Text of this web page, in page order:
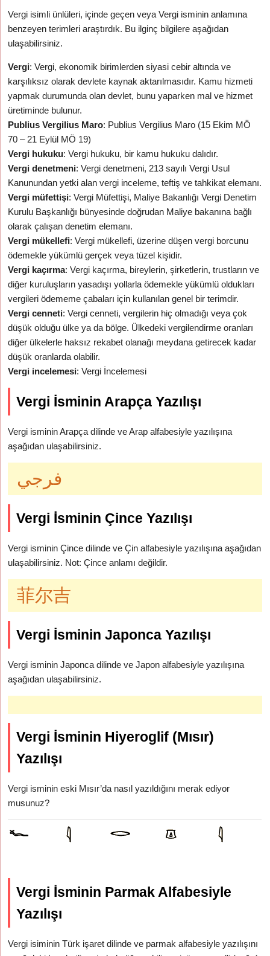
Vergi isimli ünlüleri, içinde geçen veya Vergi isminin anlamına
benzeyen terimleri araştırdık. Bu ilginç bilgilere aşağıdan
ulaşabilirsiniz.
Vergi: Vergi, ekonomik birimlerden siyasi cebir altında ve
karşılıksız olarak devlete kaynak aktarılmasıdır. Kamu hizmeti
yapmak durumunda olan devlet, bunu yaparken mal ve hizmet
üretiminde bulunur.
Publius Vergilius Maro: Publius Vergilius Maro (15 Ekim MÖ
70 – 21 Eylül MÖ 19)
Vergi hukuku: Vergi hukuku, bir kamu hukuku dalıdır.
Vergi denetmeni: Vergi denetmeni, 213 sayılı Vergi Usul
Kanunundan yetki alan vergi inceleme, teftiş ve tahkikat elemanı.
Vergi müfettişi: Vergi Müfettişi, Maliye Bakanlığı Vergi Denetim
Kurulu Başkanlığı bünyesinde doğrudan Maliye bakanına bağlı
olarak çalışan denetim elemanı.
Vergi mükellefi: Vergi mükellefi, üzerine düşen vergi borcunu
ödemekle yükümlü gerçek veya tüzel kişidir.
Vergi kaçırma: Vergi kaçırma, bireylerin, şirketlerin, trustların ve
diğer kuruluşların yasadışı yollarla ödemekle yükümlü oldukları
vergileri ödememe çabaları için kullanılan genel bir terimdir.
Vergi cenneti: Vergi cenneti, vergilerin hiç olmadığı veya çok
düşük olduğu ülke ya da bölge. Ülkedeki vergilendirme oranları
diğer ülkelerle haksız rekabet olanağı meydana getirecek kadar
düşük oranlarda olabilir.
Vergi incelemesi: Vergi İncelemesi
Vergi İsminin Arapça Yazılışı
Vergi isminin Arapça dilinde ve Arap alfabesiyle yazılışına
aşağıdan ulaşabilirsiniz.
فرجي
Vergi İsminin Çince Yazılışı
Vergi isminin Çince dilinde ve Çin alfabesiyle yazılışına aşağıdan
ulaşabilirsiniz. Not: Çince anlamı değildir.
菲尔吉
Vergi İsminin Japonca Yazılışı
Vergi isminin Japonca dilinde ve Japon alfabesiyle yazılışına
aşağıdan ulaşabilirsiniz.
Vergi İsminin Hiyeroglif (Mısır)
Yazılışı
Vergi isminin eski Mısır’da nasıl yazıldığını merak ediyor
musunuz?
Vergi İsminin Parmak Alfabesiyle
Yazılışı
Vergi isiminin Türk işaret dilinde ve parmak alfabesiyle yazılışını